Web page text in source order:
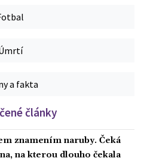
a fakta
články
znamením naruby. Čeká
na kterou dlouho čekala